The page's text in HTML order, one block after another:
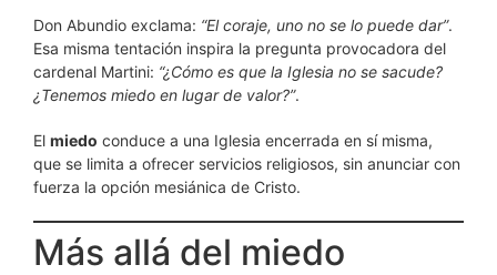
Don Abundio exclama: “El coraje, uno no se lo puede dar”.
Esa misma tentación inspira la pregunta provocadora del
cardenal Martini: “¿Cómo es que la Iglesia no se sacude?
¿Tenemos miedo en lugar de valor?”.
El miedo conduce a una Iglesia encerrada en sí misma,
que se limita a ofrecer servicios religiosos, sin anunciar con
fuerza la opción mesiánica de Cristo.
Más allá del miedo